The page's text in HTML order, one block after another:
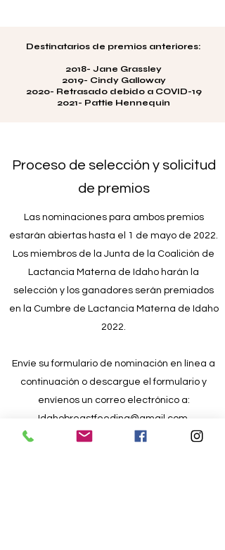
Destinatarios de premios anteriores:
2018- Jane Grassley
2019- Cindy Galloway
2020- Retrasado debido a COVID-19
2021- Pattie Hennequin
Proceso de selección y solicitud
de premios
Las nominaciones para ambos premios
estarán abiertas hasta el 1 de mayo de 2022.
Los miembros de la Junta de la Coalición de
Lactancia Materna de Idaho harán la
selección y los ganadores serán premiados
en la Cumbre de Lactancia Materna de Idaho
2022.
Envíe su formulario de nominación en línea a
continuación o descargue el formulario y
envíenos un correo electrónico a:
Idahobreastfeeding@gmail.com